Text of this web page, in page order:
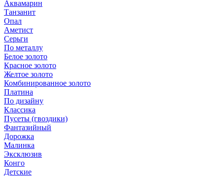
Аквамарин
Танзанит
Опал
Аметист
Серьги
По металлу
Белое золото
Красное золото
Желтое золото
Комбинированное золото
Платина
По дизайну
Классика
Пусеты (гвоздики)
Фантазийный
Дорожка
Малинка
Эксклюзив
Конго
Детские